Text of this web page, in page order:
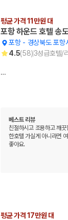
평균 가격 11만원 대
포항 하운드 호텔 송
포항- 경상북도 포
4.5(58)3성급호텔/
…
베스트 리뷰
친절하시고 조용하고 깨
한호텔 가실게 아니라면
좋아요.
평균 가격 17만원 대